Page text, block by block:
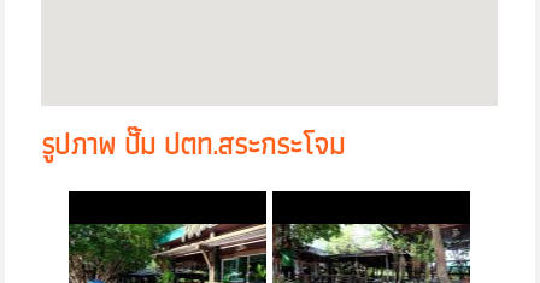
รูปภาพ ปั๊ม ปตท.สระกระโจม